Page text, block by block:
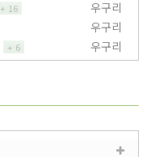
+ 16
우구리
우구리
+ 6 우구리